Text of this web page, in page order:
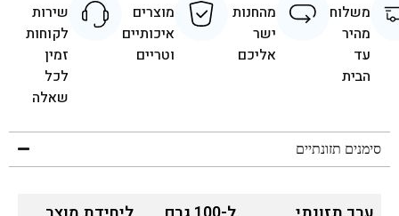
משלוח
מהיר
עד
הבית
מהחנות
ישר
אליכם
מוצרים
איכותיים
וטריים
שירות
לקוחות
זמין
לכל
שאלה
סימנים תזונתיים